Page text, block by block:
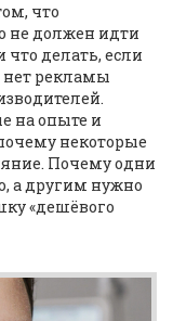
что
не должен идти
что делать, если
нет рекламы
на опыте и
некоторые
Почему одни
а другим нужно
«дешёвого